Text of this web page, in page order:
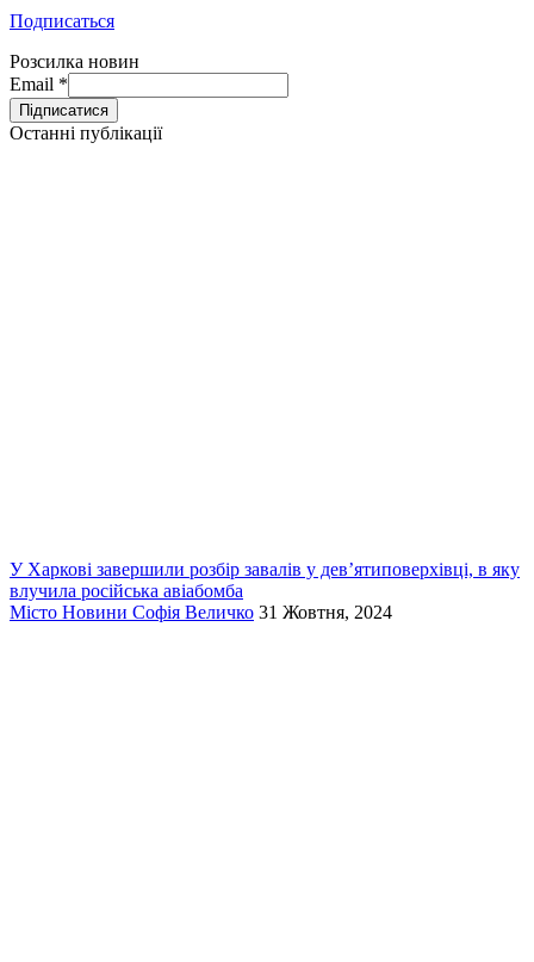
Подписаться
Розсилка новин
Email *
Останні публікації
У Харкові завершили розбір завалів у дев’ятиповерхівці, в яку
влучила російська авіабомба
Місто Новини Софія Величко 31 Жовтня, 2024